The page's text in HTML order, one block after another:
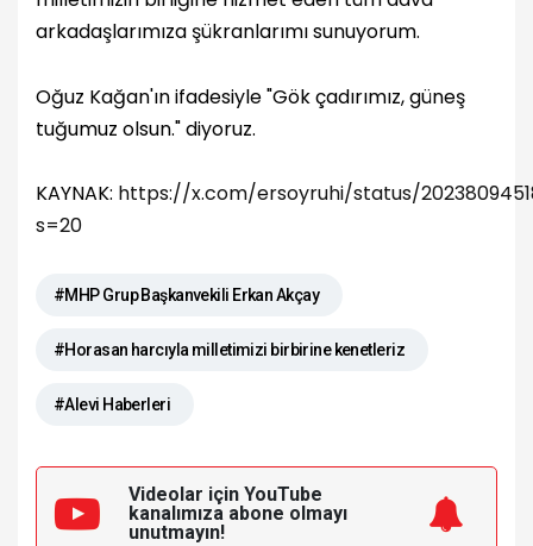
arkadaşlarımıza şükranlarımı sunuyorum.
Oğuz Kağan'ın ifadesiyle "Gök çadırımız, güneş
tuğumuz olsun." diyoruz.
KAYNAK: https://x.com/ersoyruhi/status/
s=20
#MHP Grup Başkanvekili Erkan Akçay
#Horasan harcıyla milletimizi birbirine kenetleriz
#Alevi Haberleri
Videolar için YouTube
kanalımıza abone olmayı
unutmayın!